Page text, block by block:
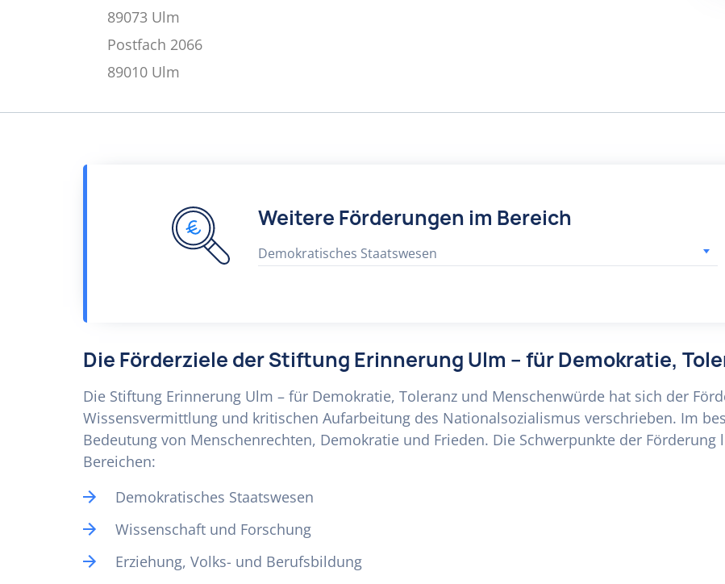
89073 Ulm
Postfach 2066
89010 Ulm
Weitere Förderungen im Bereich
Demokratisches Staatswesen
Die Förderziele der Stiftung Erinnerung Ulm – für Demokratie,
Die Stiftung Erinnerung Ulm – für Demokratie, Toleranz und Menschenwürde hat sich der
Wissensvermittlung und kritischen Aufarbeitung des Nationalsozialismus verschrieben. Im
Bedeutung von Menschenrechten, Demokratie und Frieden. Die Schwerpunkte der
Bereichen:
Demokratisches Staatswesen
Wissenschaft und Forschung
Erziehung, Volks- und Berufsbildung